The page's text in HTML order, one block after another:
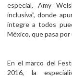
Alumni
Visitantes
especial, Amy
inclusiva”, donde
integre a todos
México, que pasa
En el marco del
2016, la